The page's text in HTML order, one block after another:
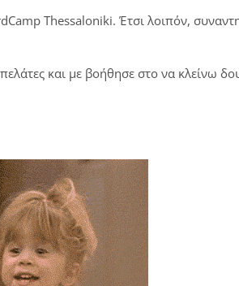
Thessaloniki. Έτσι λοιπόν,
και με βοήθησε στο να κλείνω